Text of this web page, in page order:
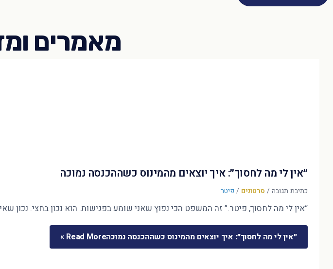
״אין לי מה לחסוך״: איך יוצאים מהמינוס כשההכנסה נמוכה
כתיבת תגובה/ סרטונים / פיטר
“אין לי מה לחסוך, פיטר.” זה המשפט הכי נפוץ שאני שומע בפגישות. הוא נכון בחצי. נכון
״אין לי מה לחסוך״: איך יוצאים מהמינוס כשההכנסה נמוכהRead More »